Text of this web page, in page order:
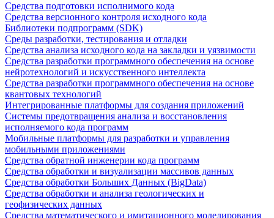
Средства подготовки исполнимого кода
Средства версионного контроля исходного кода
Библиотеки подпрограмм (SDK)
Среды разработки, тестирования и отладки
Средства анализа исходного кода на закладки и уязвимости
Средства разработки программного обеспечения на основе
нейротехнологий и искусственного интеллекта
Средства разработки программного обеспечения на основе
квантовых технологий
Интегрированные платформы для создания приложений
Системы предотвращения анализа и восстановления
исполняемого кода программ
Мобильные платформы для разработки и управления
мобильными приложениями
Средства обратной инженерии кода программ
Средства обработки и визуализации массивов данных
Средства обработки Больших Данных (BigData)
Средства обработки и анализа геологических и
геофизических данных
Средства математического и имитационного моделирования